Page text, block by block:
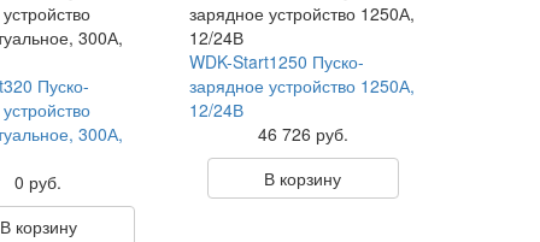
Пуско-
300А,
0 руб.
В корзину
WDK-Start1250 Пуско-
зарядное устройство 1250А,
12/24В
46 726 руб.
В корзину